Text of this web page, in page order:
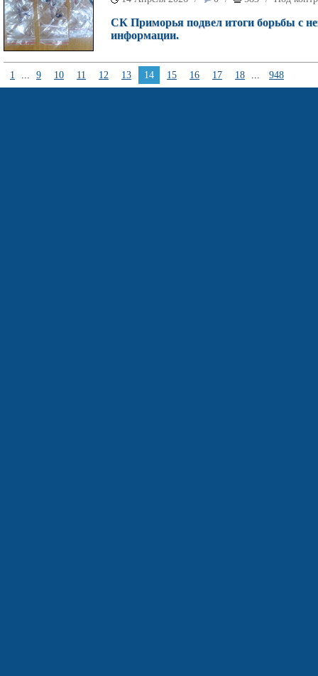
СК Приморья подвел итоги борьбы с
информации.
1 ... 9 10 11 12 13 14 15 16 17 18 ... 948